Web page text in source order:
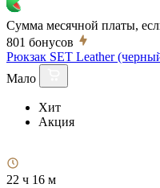
Сумма месячной платы,
801 бонусов
Рюкзак SET Leather
Мало
Хит
Акция
22 ч 16 м